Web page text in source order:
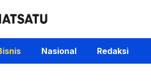
Nasional Redaksi